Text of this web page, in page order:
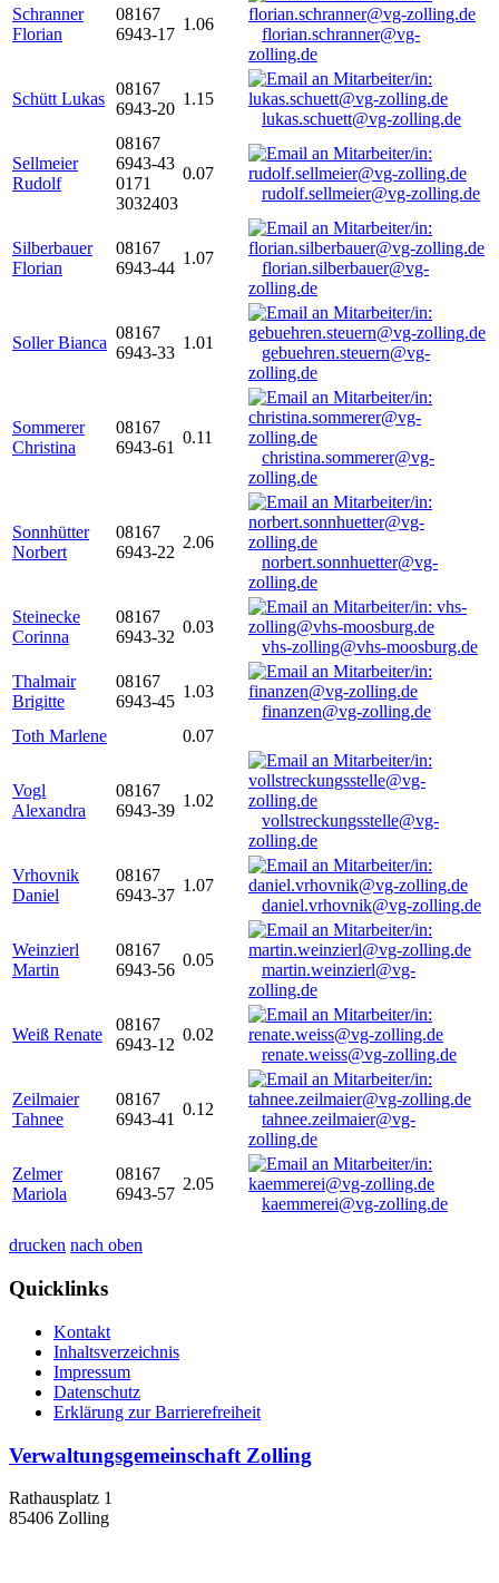
Schranner
Florian
08167
6943-17
1.06
florian.schranner@vg-
zolling.de
Schütt Lukas
08167
6943-20
1.15
lukas.schuett@vg-zolling.de
Sellmeier
Rudolf
08167
6943-43
0171
3032403
0.07
rudolf.sellmeier@vg-zolling.de
Silberbauer
Florian
08167
6943-44
1.07
florian.silberbauer@vg-
zolling.de
Soller Bianca
08167
6943-33
1.01
gebuehren.steuern@vg-
zolling.de
Sommerer
Christina
08167
6943-61
0.11
christina.sommerer@vg-
zolling.de
Sonnhütter
Norbert
08167
6943-22
2.06
norbert.sonnhuetter@vg-
zolling.de
Steinecke
Corinna
08167
6943-32
0.03
vhs-zolling@vhs-moosburg.de
Thalmair
Brigitte
08167
6943-45
1.03
finanzen@vg-zolling.de
Toth Marlene
0.07
Vogl
Alexandra
08167
6943-39
1.02
vollstreckungsstelle@vg-
zolling.de
Vrhovnik
Daniel
08167
6943-37
1.07
daniel.vrhovnik@vg-zolling.de
Weinzierl
Martin
08167
6943-56
0.05
martin.weinzierl@vg-
zolling.de
Weiß Renate
08167
6943-12
0.02
renate.weiss@vg-zolling.de
Zeilmaier
Tahnee
08167
6943-41
0.12
tahnee.zeilmaier@vg-
zolling.de
Zelmer
Mariola
08167
6943-57
2.05
kaemmerei@vg-zolling.de
drucken nach oben
Quicklinks
Kontakt
Inhaltsverzeichnis
Impressum
Datenschutz
Erklärung zur Barrierefreiheit
Verwaltungsgemeinschaft Zolling
Rathausplatz 1
85406 Zolling